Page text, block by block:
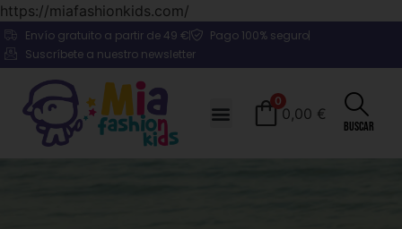
https://miafashionkids.com/
Envío gratuito a partir de 49 €
Pago 100% seguro
Suscríbete a nuestro newsletter
0
0,00 €
Buscar